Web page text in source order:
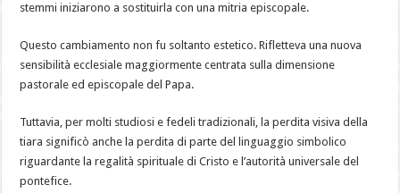
stemmi iniziarono a sostituirla con una mitria episcopale.
Questo cambiamento non fu soltanto estetico. Rifletteva una nuova
sensibilità ecclesiale maggiormente centrata sulla dimensione
pastorale ed episcopale del Papa.
Tuttavia, per molti studiosi e fedeli tradizionali, la perdita visiva della
tiara significò anche la perdita di parte del linguaggio simbolico
riguardante la regalità spirituale di Cristo e l’autorità universale del
pontefice.